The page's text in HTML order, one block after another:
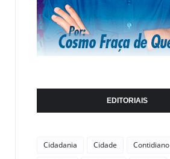
EDITORIAIS
Cidadania Cidade
Contidiano